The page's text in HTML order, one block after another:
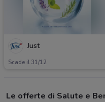
Just
Scade il 31/12
Le offerte di Salute e